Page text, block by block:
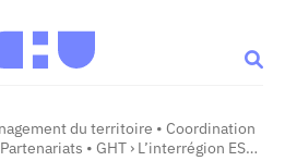
du territoire • Coordination
• GHT › L’interrégion EST